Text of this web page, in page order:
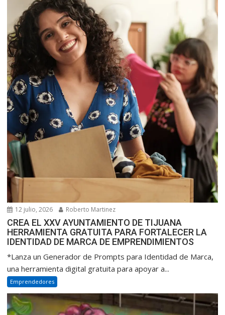
12 julio, 2026 Roberto Martinez
CREA EL XXV AYUNTAMIENTO DE TIJUANA
HERRAMIENTA GRATUITA PARA FORTALECER LA
IDENTIDAD DE MARCA DE EMPRENDIMIENTOS
*Lanza un Generador de Prompts para Identidad de Marca,
una herramienta digital gratuita para apoyar a...
Emprendedores